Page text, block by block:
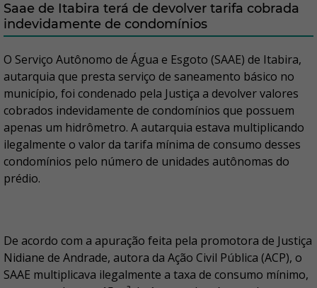
Saae de Itabira terá de devolver tarifa cobrada
indevidamente de condomínios
O Serviço Autônomo de Água e Esgoto (SAAE) de Itabira,
autarquia que presta serviço de saneamento básico no
município, foi condenado pela Justiça a devolver valores
cobrados indevidamente de condomínios que possuem
apenas um hidrômetro. A autarquia estava multiplicando
ilegalmente o valor da tarifa mínima de consumo desses
condomínios pelo número de unidades autônomas do
prédio.
De acordo com a apuração feita pela promotora de Justiça
Nidiane de Andrade, autora da Ação Civil Pública (ACP), o
SAAE multiplicava ilegalmente a taxa de consumo mínimo,